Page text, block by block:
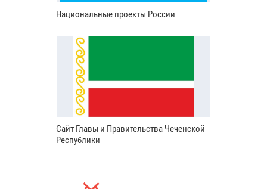
Национальные проекты России
Сайт Главы и Правительства Чеченской
Республики